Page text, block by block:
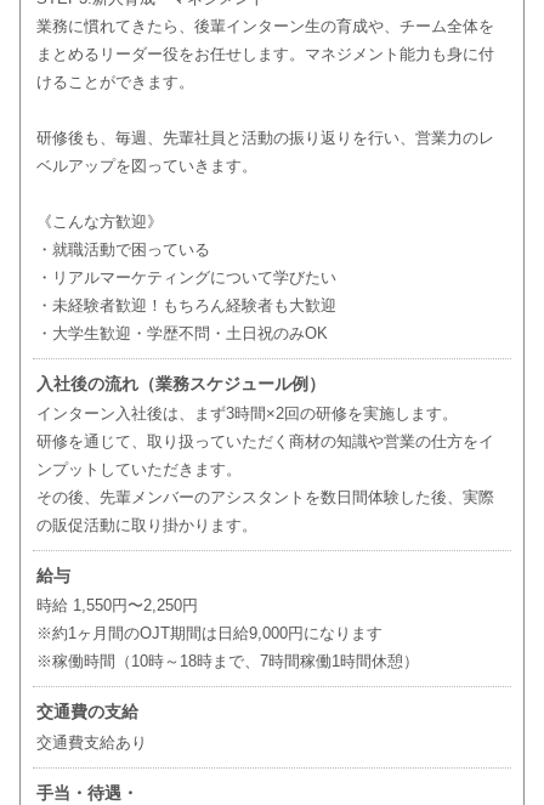
業務に慣れてきたら、後輩インターン生の育成や、チーム全体を
まとめるリーダー役をお任せします。マネジメント能力も身に付
けることができます。
研修後も、毎週、先輩社員と活動の振り返りを行い、営業力のレ
ベルアップを図っていきます。
《こんな方歓迎》
・就職活動で困っている
・リアルマーケティングについて学びたい
・未経験者歓迎！もちろん経験者も大歓迎
・大学生歓迎・学歴不問・土日祝のみOK
入社後の流れ（業務スケジュール例）
インターン入社後は、まず3時間×2回の研修を実施します。
研修を通じて、取り扱っていただく商材の知識や営業の仕方をイ
ンプットしていただきます。
その後、先輩メンバーのアシスタントを数日間体験した後、実際
の販促活動に取り掛かります。
給与
時給 1,550円〜2,250円
※約1ヶ月間のOJT期間は日給9,000円になります
※稼働時間（10時～18時まで、7時間稼働1時間休憩）
交通費の支給
交通費支給あり
手当・待遇・